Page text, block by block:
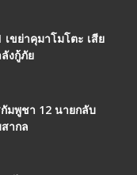
ขย่าคุมาโมโตะ เสีย
งกู้ภัย
มพูชา 12 นายกลับ
ากล